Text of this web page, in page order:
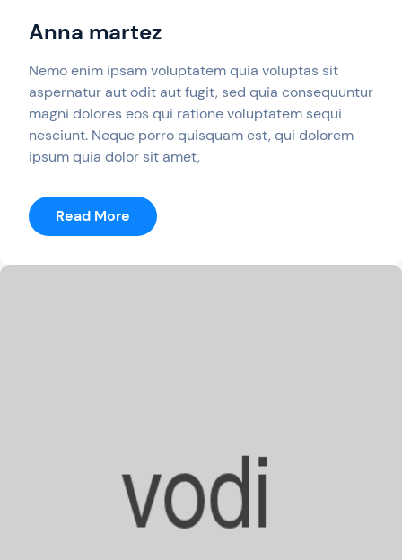
Anna martez
Nemo enim ipsam voluptatem quia voluptas sit
aspernatur aut odit aut fugit, sed quia consequuntur
magni dolores eos qui ratione voluptatem sequi
nesciunt. Neque porro quisquam est, qui dolorem
ipsum quia dolor sit amet,
Read More
Anna